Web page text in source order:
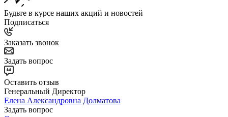
Будьте в курсе наших акций и новостей
Подписаться
Заказать звонок
Задать вопрос
Оставить отзыв
Генеральный Директор
Елена Александровна Долматова
Задать вопрос